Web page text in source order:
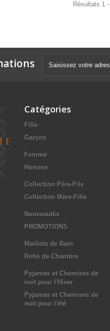
Résultats 1
Catégories
Fille
Garçon
Femme
Homme
Collection Père-Fils
Collection Mère-Fille
Nouveautés
PROMOTIONS
Maillots de Bain
Robe de Chambre
Pyjamas et Chemises de
nuit pour l'Hiver
Pyjamas et Chemises de
nuit pour l'été